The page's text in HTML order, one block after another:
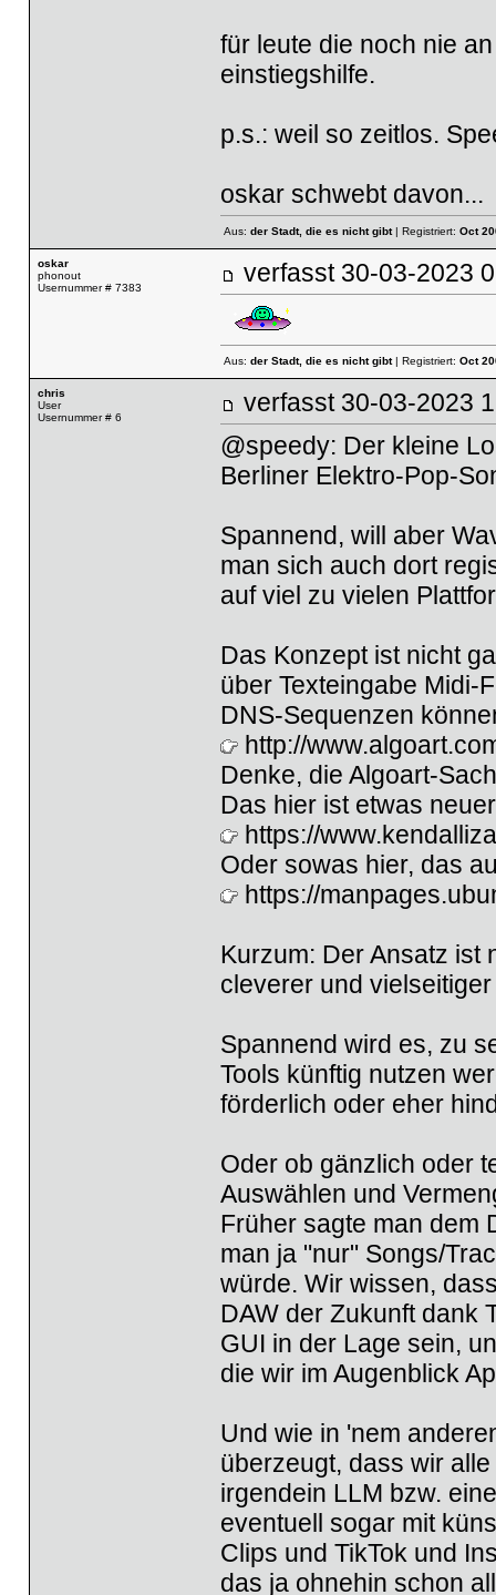
für leute die noch nie
einstiegshilfe.
p.s.: weil so zeitlos.
oskar schwebt davon...
Aus: der Stadt, die es nicht gibt| Registriert: Oct
oskar
phonout
Usernummer # 7383
verfasst 30-03-
Aus: der Stadt, die es nicht gibt| Registriert: Oct
chris
User
Usernummer # 6
verfasst 30-03-
@speedy: Der kleine
Berliner Elektro-Pop-
Spannend, will aber
man sich auch dort
auf viel zu vielen
Das Konzept ist nicht
über Texteingabe Midi-
DNS-Sequenzen
http://
Denke, die Algoart-
Das hier ist etwas
https://
Oder sowas hier, das
https://
Kurzum: Der Ansatz ist
cleverer und
Spannend wird es, zu
Tools künftig nutzen
förderlich oder eher
Oder ob gänzlich oder
Auswählen und
Früher sagte man dem
man ja "nur" Songs/
würde. Wir wissen,
DAW der Zukunft dank
GUI in der Lage sein,
die wir im Augenblick
Und wie in 'nem
überzeugt, dass wir
irgendein LLM bzw.
eventuell sogar mit
Clips und TikTok und
das ja ohnehin schon